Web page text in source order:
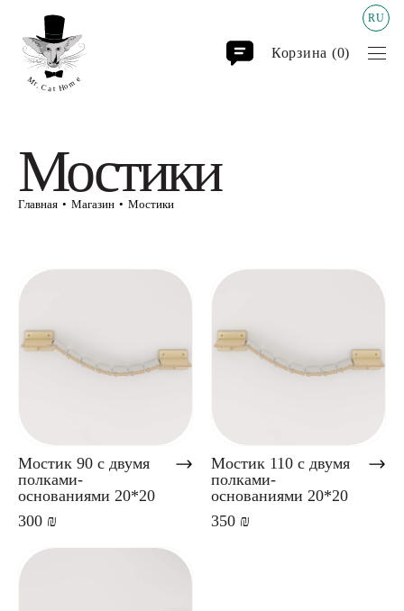
RU
Корзина (0)
Главная
Магазин ↓
Когтеточки
Конструктор
Доставка
О нас
Мостики
Главная • Магазин • Мостики
Мостик 90 с двумя
полками-
основаниями 20*20
300 ₪
Мостик 110 с двумя
полками-
основаниями 20*20
350 ₪